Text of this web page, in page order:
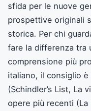
sfida per le nuove
prospettive originali
storica. Per chi
fare la differenza tra
comprensione più
italiano, il consiglio
(Schindler’s List, La
opere più recenti (La